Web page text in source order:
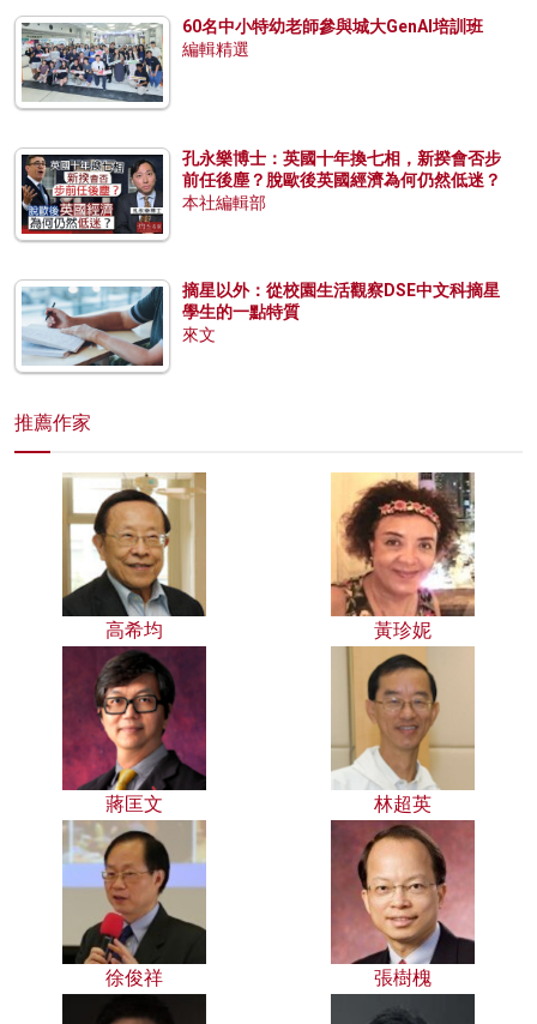
60名中小特幼老師參與城大GenAI培訓班
編輯精選
孔永樂博士：英國十年換七相，新揆會否步
前任後塵？脫歐後英國經濟為何仍然低迷？
本社編輯部
摘星以外：從校園生活觀察DSE中文科摘星
學生的一點特質
來文
推薦作家
高希均 黃珍妮
蔣匡文 林超英
徐俊祥 張樹槐